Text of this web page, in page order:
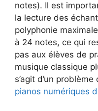
notes). Il est
la lecture des
polyphonie
à 24 notes, ce qui
pas aux élèves de
musique classique
s’agit d’un
pianos numériques